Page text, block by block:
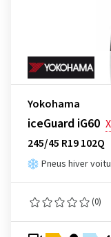
Yokohama
iceGuard iG60
245/45 R19 102Q
Pneus hiver
(0)